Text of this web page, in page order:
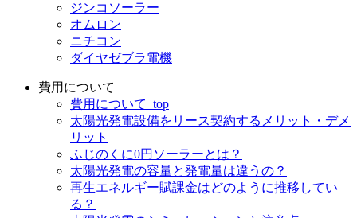
ジンコソーラー
オムロン
ニチコン
ダイヤゼブラ電機
費用について
費用について_top
太陽光発電設備をリース契約するメリット・デメ
リット
ふじのくに0円ソーラーとは？
太陽光発電の容量と発電量は違うの？
再生エネルギー賦課金はどのように推移してい
る？